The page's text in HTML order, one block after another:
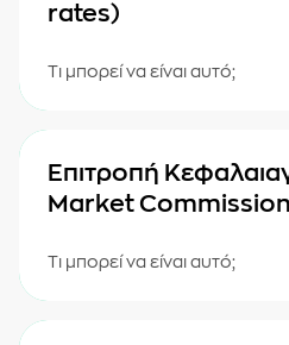
rates)
Τι μπορεί να είναι αυτό;
Επιτροπή
Market
Τι μπορεί να είναι αυτό;